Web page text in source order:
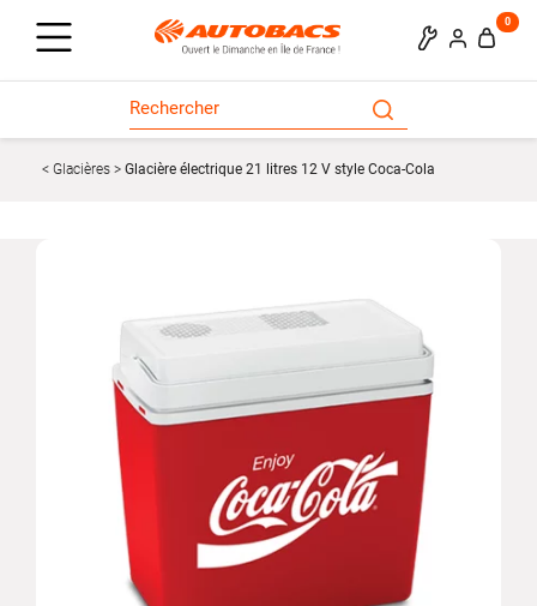
0
Glacières Glacière électrique 21 litres 12 V style Coca-Cola